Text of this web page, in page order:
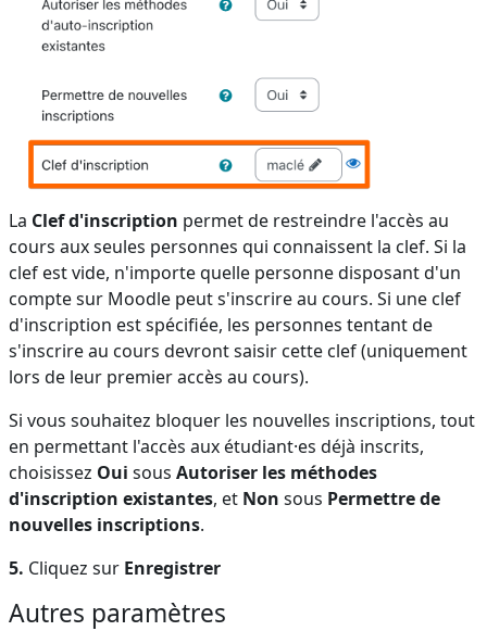
La Clef d'inscription permet de restreindre l'accès au
cours aux seules personnes qui connaissent la clef. Si la
clef est vide, n'importe quelle personne disposant d'un
compte sur Moodle peut s'inscrire au cours. Si une clef
d'inscription est spécifiée, les personnes tentant de
s'inscrire au cours devront saisir cette clef (uniquement
lors de leur premier accès au cours).
Si vous souhaitez bloquer les nouvelles inscriptions, tout
en permettant l'accès aux étudiant·es déjà inscrits,
choisissez Oui sous Autoriser les méthodes
d'inscription existantes, et Non sous Permettre de
nouvelles inscriptions.
5. Cliquez sur Enregistrer
Autres paramètres